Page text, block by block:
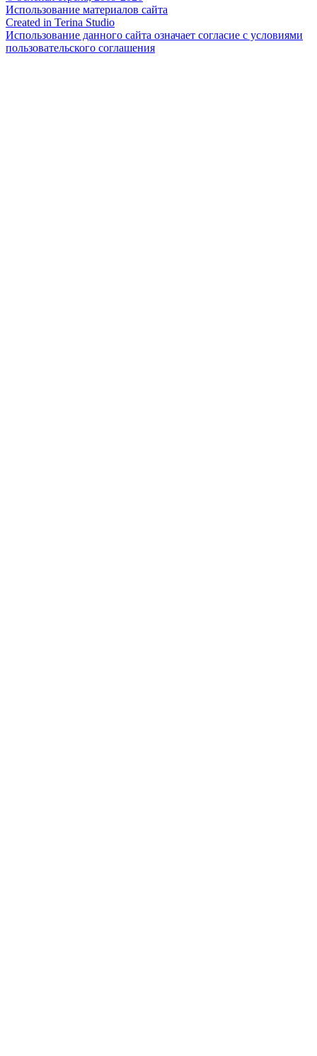
Использование материалов сайта
Created in Terina Studio
Использование данного сайта означает согласие с условиями
пользовательского соглашения